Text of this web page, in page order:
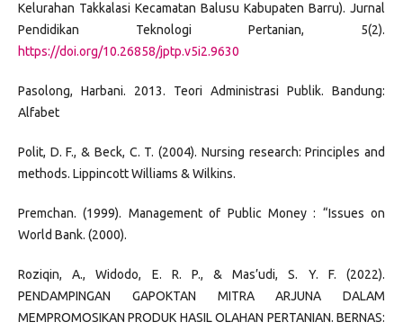
Kelurahan Takkalasi Kecamatan Balusu Kabupaten Barru). Jurnal
Pendidikan Teknologi Pertanian, 5(2).
https://doi.org/10.26858/jptp.v5i2.9630
Pasolong, Harbani. 2013. Teori Administrasi Publik. Bandung:
Alfabet
Polit, D. F., & Beck, C. T. (2004). Nursing research: Principles and
methods. Lippincott Williams & Wilkins.
Premchan. (1999). Management of Public Money : “Issues on
World Bank. (2000).
Roziqin, A., Widodo, E. R. P., & Mas’udi, S. Y. F. (2022).
PENDAMPINGAN GAPOKTAN MITRA ARJUNA DALAM
MEMPROMOSIKAN PRODUK HASIL OLAHAN PERTANIAN. BERNAS: